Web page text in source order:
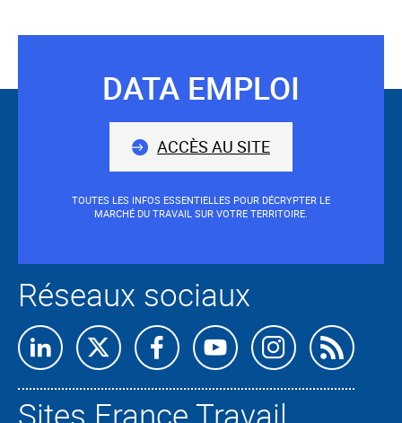
Suivez-DATA EMPLOI
ACCÈS AU SITE
TOUTES LES INFOS ESSENTIELLES POUR DÉCRYPTER LE
MARCHÉ DU TRAVAIL SUR VOTRE TERRITOIRE.
Réseaux sociaux
Retrouvez-
nous
sur
Retrouvez-
nous
sur
Retrouvez-
nous
sur
Retrouvez-
nous
sur
Retrouvez-
nous nous